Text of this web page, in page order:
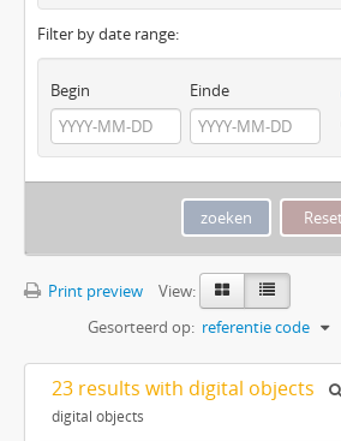
Filter by date range:
Begin Einde
Print preview
View:
Gesorteerd op: referentie code
23 results with digital objects
digital objects